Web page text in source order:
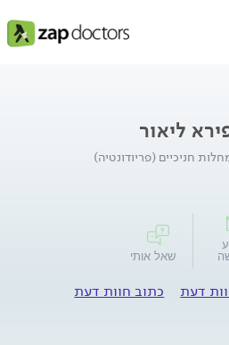
ליאור
חניכיים (פריודונטיה)
שאל אותי
כתוב חוות דעת